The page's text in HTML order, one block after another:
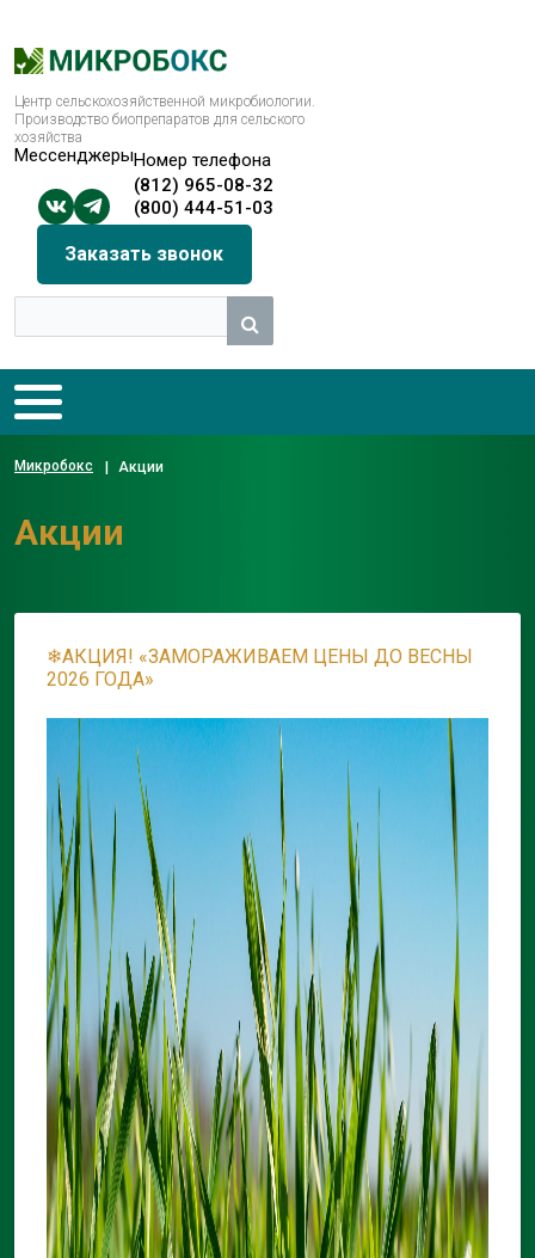
Центр сельскохозяйственной микробиологии.
Производство биопрепаратов для сельского
хозяйства
МессенджерыНомер телефона
(812) 965-08-32
(800) 444-51-03
Заказать звонок
Микробокс | Акции
Акции
❄АКЦИЯ! «ЗАМОРАЖИВАЕМ ЦЕНЫ ДО ВЕСНЫ
2026 ГОДА»